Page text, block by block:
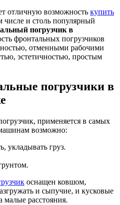
отличную возможность купить
числе и столь популярный
погрузчик в
фронтальных погрузчиков
отменными рабочими
эстетичностью, простым
погрузчики в
применяется в самых
возможно:
укладывать груз.
оснащен ковшом,
и сыпучие, и кусковые
малые расстояния.